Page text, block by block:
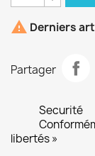
 Derniers
Partager
Securité
libertés »